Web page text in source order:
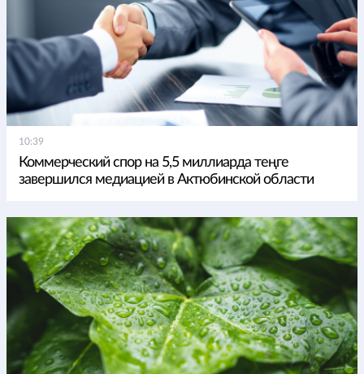
10:39
Коммерческий спор на 5,5 миллиарда теңге
завершился медиацией в Актюбинской области